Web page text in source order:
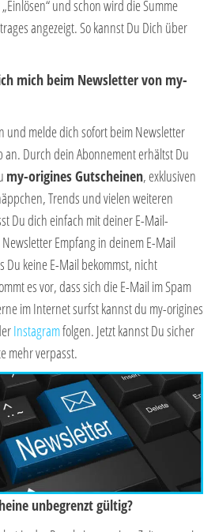
und schon wird die Summe
angezeigt. So kannst Du Dich über
mich beim Newsletter von my-
und melde dich sofort beim Newsletter
an. Durch dein Abonnement erhältst Du
my-origines Gutscheinen, exklusiven
Trends und vielen weiteren
Du dich einfach mit deiner E-Mail-
Empfang in deinem E-Mail
Du keine E-Mail bekommst, nicht
es vor, dass sich die E-Mail im Spam
im Internet surfst kannst du my-origines
Instagramfolgen. Jetzt kannst Du sicher
mehr verpasst.
unbegrenzt gültig?